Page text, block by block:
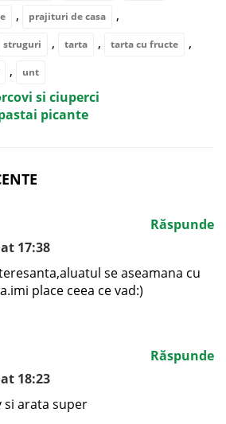
, prajituri de casa ,
struguri , tarta , tarta cu fructe ,
, unt
si ciuperci
picante
17:38
se aseamana cu
place ceea ce vad:)
Răspunde
18:23
si arata super
Răspunde